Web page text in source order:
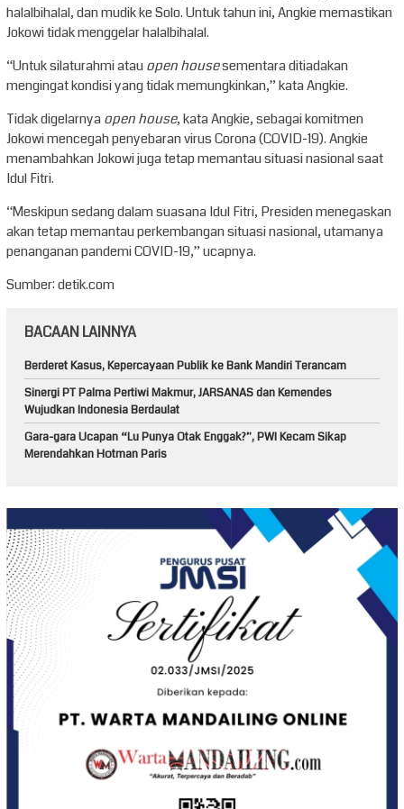
halalbihalal, dan mudik ke Solo. Untuk tahun ini, Angkie memastikan
Jokowi tidak menggelar halalbihalal.
“Untuk silaturahmi atauopen housesementara ditiadakan
mengingat kondisi yang tidak memungkinkan,” kata Angkie.
Tidak digelarnyaopen house, kata Angkie, sebagai komitmen
Jokowi mencegah penyebaran virus Corona (COVID-19). Angkie
menambahkan Jokowi juga tetap memantau situasi nasional saat
Idul Fitri.
“Meskipun sedang dalam suasana Idul Fitri, Presiden menegaskan
akan tetap memantau perkembangan situasi nasional, utamanya
penanganan pandemi COVID-19,” ucapnya.
Sumber: detik.com
BACAAN LAINNYA
Berderet Kasus, Kepercayaan Publik ke Bank Mandiri Terancam
Sinergi PT Palma Pertiwi Makmur, JARSANAS dan Kemendes
Wujudkan Indonesia Berdaulat
Gara-gara Ucapan “Lu Punya Otak Enggak?”, PWI Kecam Sikap
Merendahkan Hotman Paris